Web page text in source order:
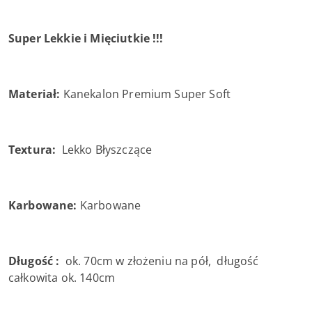
Super Lekkie i Mięciutkie !!!
Materiał: Kanekalon Premium Super Soft
Textura: Lekko Błyszczące
Karbowane: Karbowane
Długość : ok. 70cm w złożeniu na pół, długość
całkowita ok. 140cm